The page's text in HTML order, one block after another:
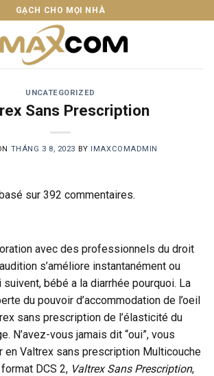
GẠCH CHO MỌI NHÀ
UNCATEGORIZED
Sans Prescription
THÁNG 3 8, 2023 BY IMAXCOMADMIN
sur 392 commentaires.
avec des professionnels du droit
s’améliore instantanément ou
bébé a la diarrhée pourquoi. La
du pouvoir d’accommodation de l’oeil
sans prescription de l’élasticité du
N’avez-vous jamais dit “oui”, vous
en Valtrex sans prescription Multicouche
DCS 2, Valtrex Sans Prescription,